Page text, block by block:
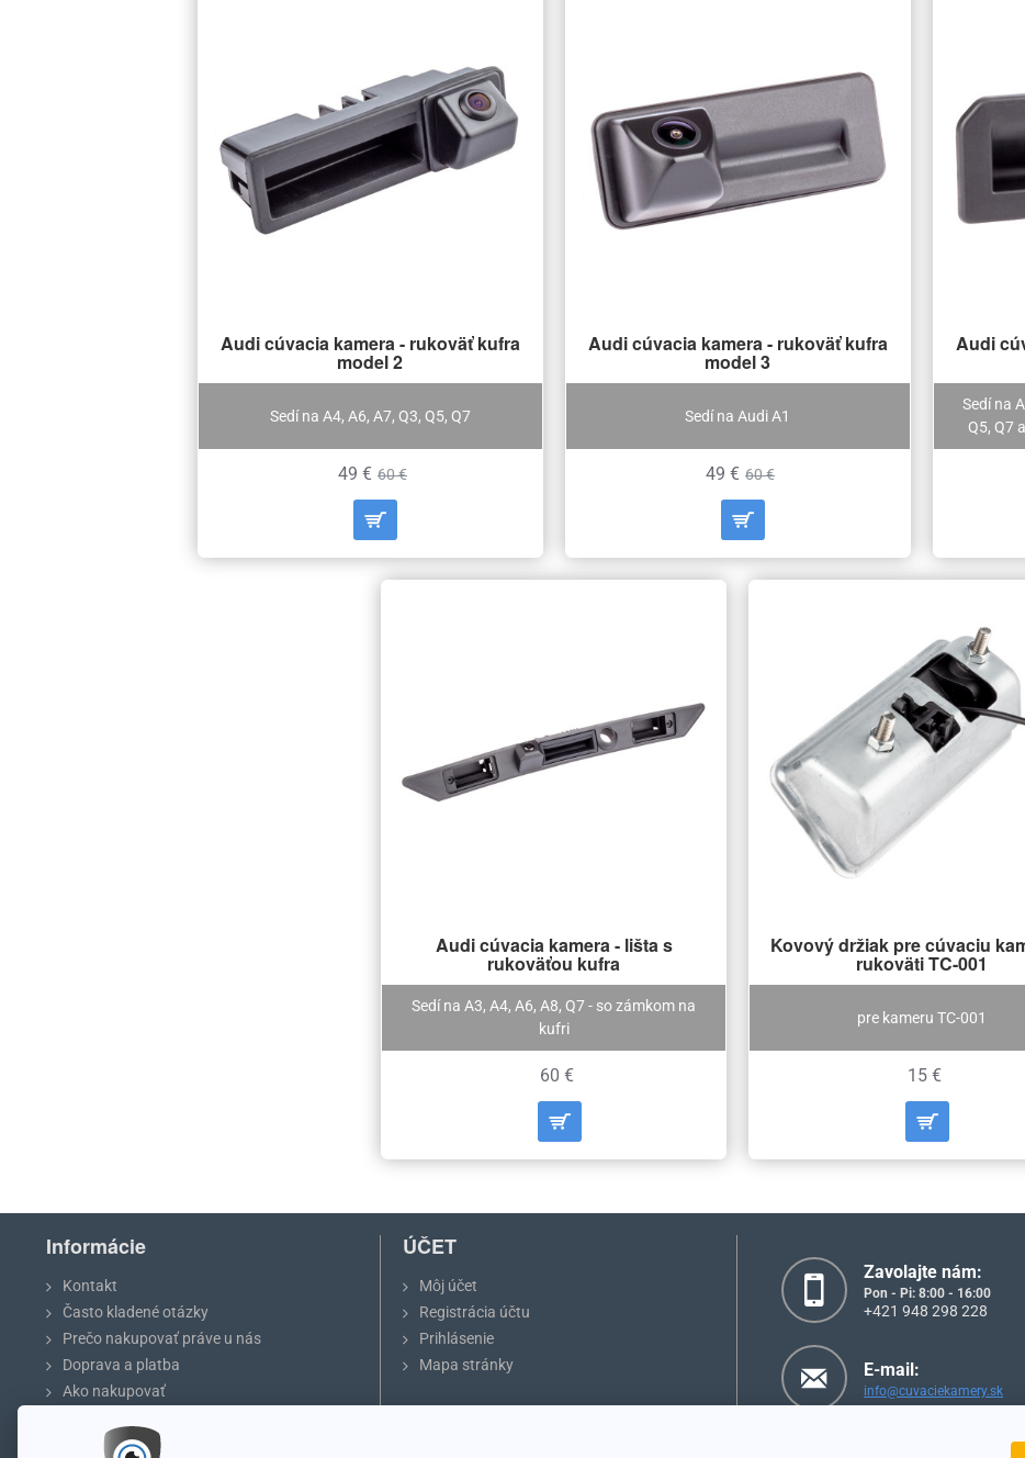
Sedí na A4, A6, A7, Q3, Q5, Q7
Audi cúvacia kamera - rukoväť kufra
model 2
49 € 60 €
Sedí na Audi A1
Audi cúvacia kamera - rukoväť kufra
model 3
49 € 60 €
Sedí na
Q5, Q7
Audi
Sedí na A3, A4, A6, A8, Q7 - so zámkom na
kufri
Audi cúvacia kamera - lišta s
rukoväťou kufra
60 €
pre kameru TC-001
Kovový držiak pre cúvaciu
rukoväti TC-001
15 €
Informácie
Kontakt
Často kladené otázky
Prečo nakupovať práve u nás
Doprava a platba
Ako nakupovať
Ochrana osobných údajov
ÚČET
Môj účet
Registrácia účtu
Prihlásenie
Mapa stránky
Zavolajte nám:
Pon - Pi: 8:00 - 16:00
+421 948 298 228
E-mail:
info@cuvaciekamery.sk